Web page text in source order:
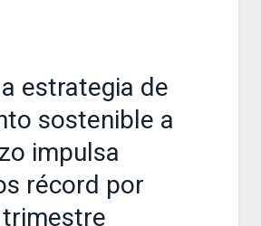
estrategia de
sostenible a
impulsa
récord por